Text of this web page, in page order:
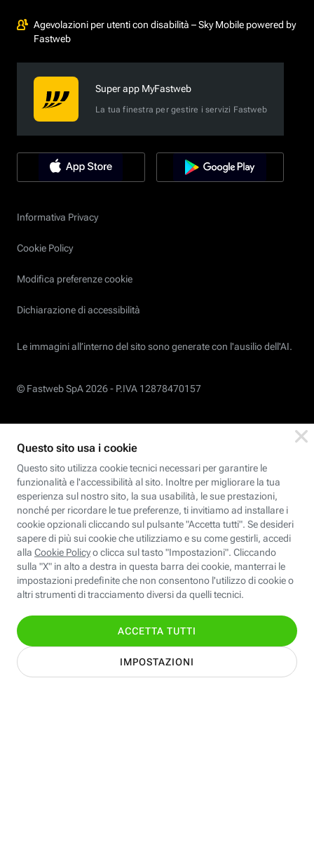
Agevolazioni per utenti con disabilità – Sky Mobile powered by
Fastweb
Super app MyFastweb
La tua finestra per gestire i servizi Fastweb
Informativa Privacy
Cookie Policy
Modifica preferenze cookie
Dichiarazione di accessibilità
Le immagini all’interno del sito sono generate con l'ausilio dell'AI.
© Fastweb SpA 2026 - P.IVA 12878470157